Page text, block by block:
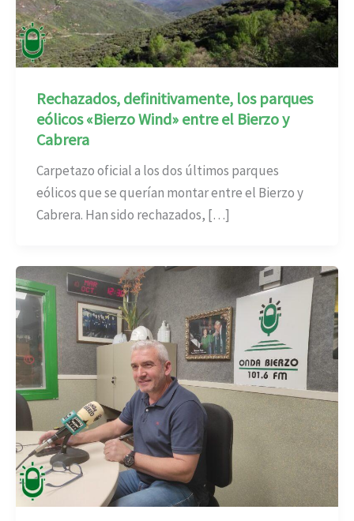
Rechazados, definitivamente, los parques
eólicos «Bierzo Wind» entre el Bierzo y
Cabrera
Carpetazo oficial a los dos últimos parques
eólicos que se querían montar entre el Bierzo y
Cabrera. Han sido rechazados, […]